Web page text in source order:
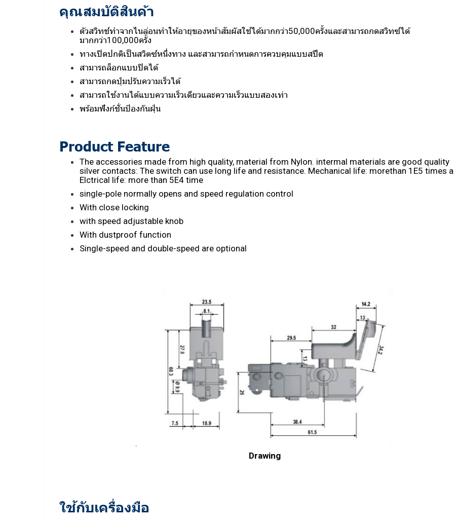
คุณสมบัติสินค้า
ตัวสวิทช์ทำจากไนล่อนทำให้อายุของหน้าสัมผัสใช้ได้มากกว่า50,000ครั้งและสามารถกดสวิทซ์ได้
มากกว่า100,000ครั้ง
ทางเปิดปกติเป็นสวิตซ์หนึ่งทาง และสามารถกำหนดการควบคุมแบบสปีด
สามารถล็อกแบบปิดได้
สามารถกดปุ่มปรับความเร็วได้
สามารถใช้งานได้แบบความเร็วเดียวและความเร็วแบบสองเท่า
พร้อมฟังก์ชั่นป้องกันฝุ่น
Product Feature
The accessories made from high quality, material from Nylon. intermal materials are good quality
silver contacts: The switch can use long life and resistance. Mechanical life: morethan 1E5 times
Elctrical life: more than 5E4 time
single-pole normally opens and speed regulation control
With close locking
with speed adjustable knob
With dustproof function
Single-speed and double-speed are optional
Drawing
ใช้กับเครื่องมือ